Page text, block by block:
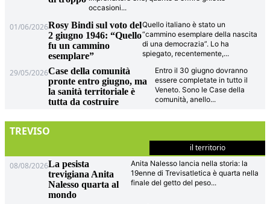
occasioni...
01/06/2026Rosy Bindi sul voto del
2 giugno 1946: “Quello
fu un cammino
esemplare”
Quello italiano è stato un
“cammino esemplare della nascita
di una democrazia”. Lo ha
spiegato, recentemente,...
29/05/2026Case della comunità
pronte entro giugno, ma
la sanità territoriale è
tutta da costruire
Entro il 30 giugno dovranno
essere completate in tutto il
Veneto. Sono le Case della
comunità, anello...
TREVISO
il territorio
08/08/2026La pesista
trevigiana Anita
Nalesso quarta al
mondo
Anita Nalesso lancia nella storia: la
19enne di Trevisatletica è quarta nella
finale del getto del peso...